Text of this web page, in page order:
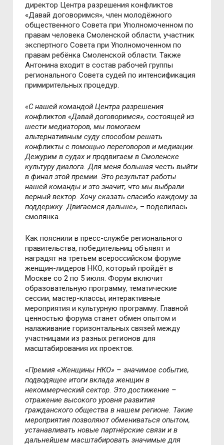
директор Центра разрешения конфликтов
«Давай договоримся», член молодёжного
общественного Совета при Уполномоченном по
правам человека Смоленской области, участник
экспертного Совета при Уполномоченном по
правам ребёнка Смоленской области. Также
Антонина входит в состав рабочей группы
регионального Совета судей по интенсификация
примирительных процедур.
«С нашей командой Центра разрешения
конфликтов «Давай договоримся», состоящей из
шести медиаторов, мы помогаем
альтернативным суду способом решать
конфликты с помощью переговоров и медиации.
Дежурим в судах и продвигаем в Смоленске
культуру диалога. Для меня большая честь выйти
в финал этой премии. Это результат работы
нашей команды и это значит, что мы выбрали
верный вектор. Хочу сказать спасибо каждому за
поддержку. Двигаемся дальше», – поделилась
смолянка.
Как пояснили в пресс-службе регионального
правительства, победительниц объявят и
наградят на третьем всероссийском форуме
женщин-лидеров НКО, который пройдёт в
Москве со 2 по 5 июля. Форум включит
образовательную программу, тематические
сессии, мастер-классы, интерактивные
мероприятия и культурную программу. Главной
ценностью форума станет обмен опытом и
налаживание горизонтальных связей между
участницами из разных регионов для
масштабирования их проектов.
«Премия «Женщины НКО» – значимое событие,
подводящее итоги вклада женщин в
некоммерческий сектор. Это достижение –
отражение высокого уровня развития
гражданского общества в нашем регионе. Такие
мероприятия позволяют обмениваться опытом,
устанавливать новые партнёрские связи и в
дальнейшем масштабировать значимые для